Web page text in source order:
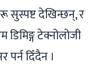
सुस्पष्ट देखिन्छन्, र
टेक्नोलोजी
दिँदैन ।